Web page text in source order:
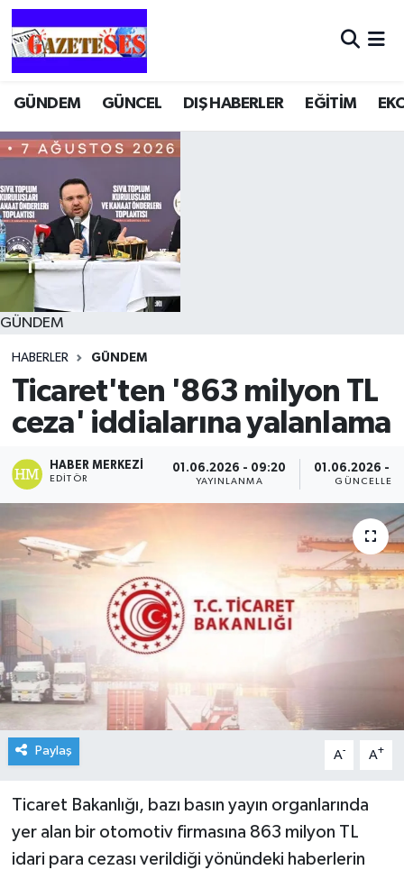
GÜNDEM GÜNCEL DIŞ HABERLER EĞİTİM
GÜNDEM
HABERLER GÜNDEM
Ticaret'ten '863 milyon TL
ceza' iddialarına yalanlama
HABER MERKEZI
EDITÖR
01.06.2026 - 09:20
YAYINLANMA
01.06.2026 -
Paylaş A- A+
Ticaret Bakanlığı, bazı basın yayın organlarında
yer alan bir otomotiv firmasına 863 milyon TL
idari para cezası verildiği yönündeki haberlerin